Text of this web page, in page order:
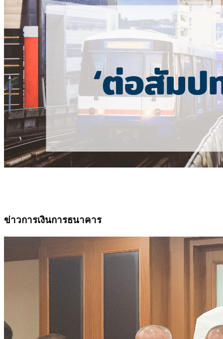
ข่าวการเงินการธนาคาร